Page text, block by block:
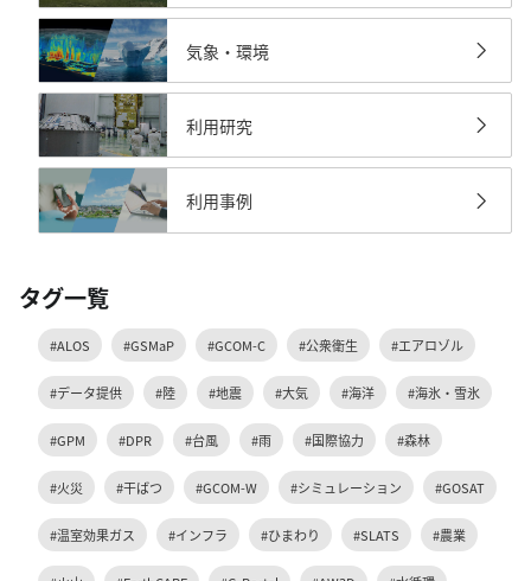
気象・環境
利用研究
利用事例
タグ一覧
#ALOS #GSMaP #GCOM-C #公衆衛生 #エアロゾル
#データ提供 #陸 #地震 #大気 #海洋 #海氷・雪氷
#GPM #DPR #台風 #雨 #国際協力 #森林
#火災 #干ばつ #GCOM-W #シミュレーション #GOSAT
#温室効果ガス #インフラ #ひまわり #SLATS #農業